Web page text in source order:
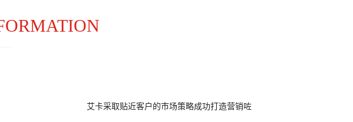
艾卡采取贴近客户的市场策略成功打造营销咗